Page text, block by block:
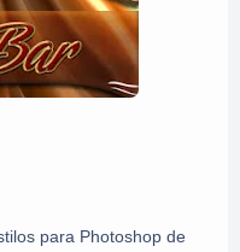
para Photoshop de